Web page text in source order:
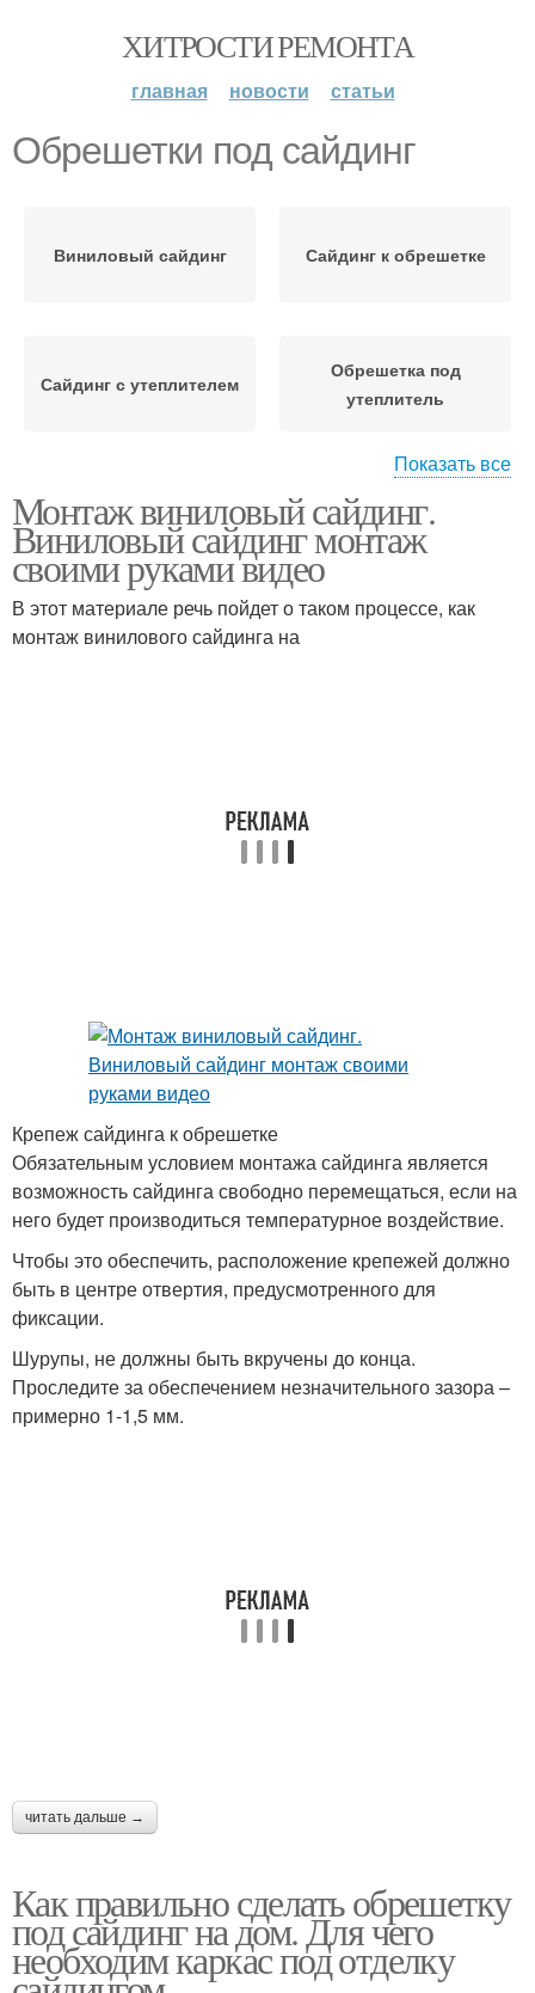
ХИТРОСТИ РЕМОНТА
главная новости статьи
Обрешетки под сайдинг
Виниловый сайдинг Сайдинг к обрешетке
Сайдинг с утеплителем
Обрешетка под
утеплитель
Деревянная обрешетка Обрешетка под сайдинг
Профиль для сайдинга Пластиковая обрешетка
цокольный сайдинг
обрешетка
Обрешетки из
металлического
профиля
Профиль под сайдинг
Показать все
Монтаж виниловый сайдинг.
Виниловый сайдинг монтаж
своими руками видео
В этот материале речь пойдет о таком процессе, как
монтаж винилового сайдинга на
Крепеж сайдинга к обрешетке
Обязательным условием монтажа сайдинга является
возможность сайдинга свободно перемещаться, если на
него будет производиться температурное воздействие.
Чтобы это обеспечить, расположение крепежей должно
быть в центре отвертия, предусмотренного для
фиксации.
Шурупы, не должны быть вкручены до конца.
Проследите за обеспечением незначительного зазора –
примерно 1-1,5 мм.
читать дальше →
Как правильно сделать обрешетку
под сайдинг на дом. Для чего
необходим каркас под отделку